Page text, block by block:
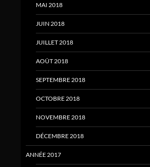
MAI 2018
JUIN 2018
JUILLET 2018
AOÛT 2018
SEPTEMBRE 2018
OCTOBRE 2018
NOVEMBRE 2018
DÉCEMBRE 2018
ANNÉE 2017